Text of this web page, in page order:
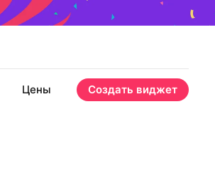
Цены Создать виджет